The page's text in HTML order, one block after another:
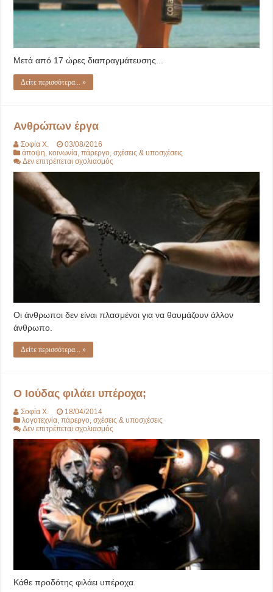
Μετά από 17 ώρες διαπραγμάτευσης...
Δείτε περισσότερα... »
Ανθρώπων έργα
Σοφία Χ.
03/08/2016
άποψη,κοινωνία,πάρεργο,σχέσεις & υποσχέσεις
Δεν επιτρέπεται σχολιασμός
Οι άνθρωποι δεν είναι πλασμένοι για να θαυμάζουν άλλον
άνθρωπο.
Δείτε περισσότερα... »
Ο Ιούδας φιλάει υπέροχα;
Σοφία Χ.
18/04/2014
λογοτεχνία,πάρεργο,σχέσεις & υποσχέσεις
Δεν επιτρέπεται σχολιασμός
Ιούδας
φιλάει
υπέροχα;
Κάθε προδότης φιλάει υπέροχα.